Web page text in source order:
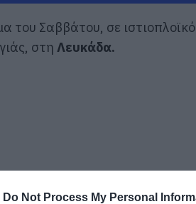
Do Not Process My Personal
του Σαββάτου, σε
στη Λευκάδα.